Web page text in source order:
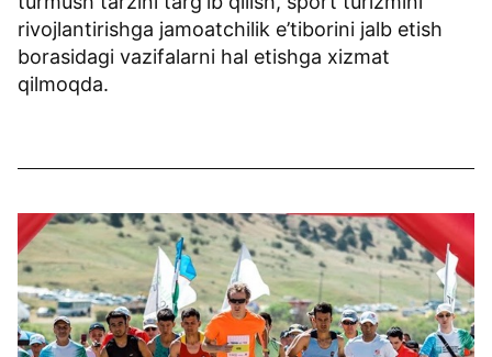
rivojlantirishga jamoatchilik e’tiborini jalb etish
borasidagi vazifalarni hal etishga xizmat
qilmoqda.